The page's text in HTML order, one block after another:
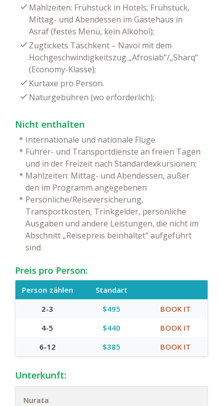
Mahlzeiten: Frühstück in Hotels; Frühstück,
Mittag- und Abendessen im Gästehaus in
Asraf (festes Menü, kein Alkohol);
Zugtickets Taschkent – Navoi mit dem
Hochgeschwindigkeitszug „Afrosiab“/„Sharq“
(Economy-Klasse);
Kurtaxe pro Person.
Naturgebühren (wo erforderlich);
Nicht enthalten
* Internationale und nationale Flüge
* Führer- und Transportdienste an freien Tagen
und in der Freizeit nach Standardexkursionen;
* Mahlzeiten: Mittag- und Abendessen, außer
den im Programm angegebenen
* Persönliche/Reiseversicherung,
Transportkosten, Trinkgelder, persönliche
Ausgaben und andere Leistungen, die nicht im
Abschnitt „Reisepreis beinhaltet“ aufgeführt
sind.
Preis pro Person:
Person zählen
Standart
2-3
$495
BOOK IT
4-5
$440
BOOK IT
6-12
$385 BOOK IT
Unterkunft:
Nurata